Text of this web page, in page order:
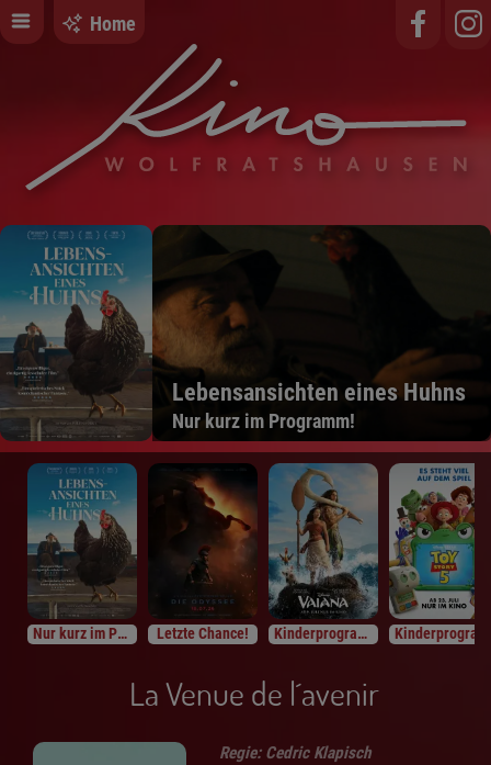
Home
Lebensansichten eines Huhns
Nur kurz im Programm!
Nur kurz im Programm Letzte Chance! Kinderprogramm
La Venue de l´avenir
Regie: Cedric Klapisch